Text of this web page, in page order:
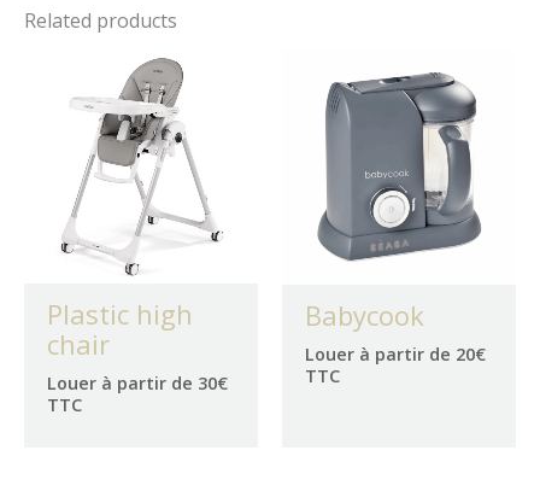
Related products
Plastic high
chair
Louer à partir de 30€
TTC
Babycook
Louer à partir de 20€
TTC